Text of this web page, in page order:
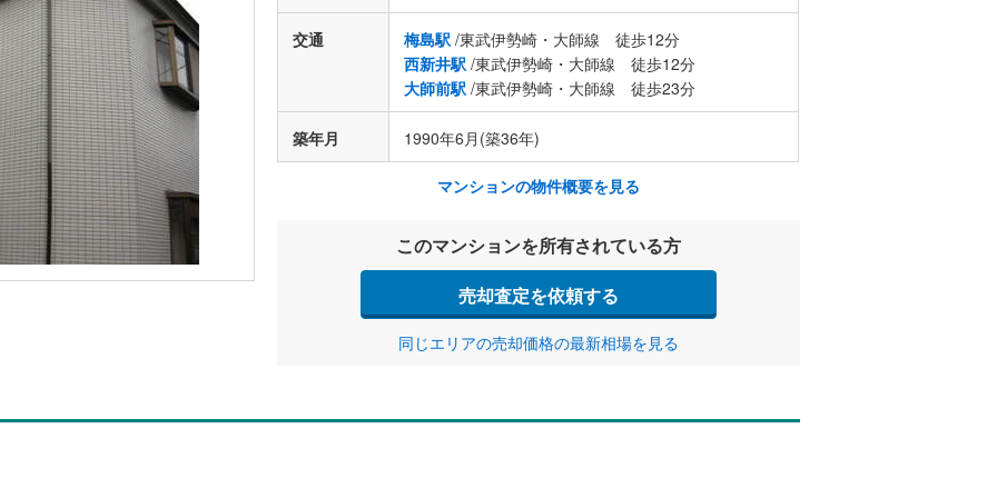
交通 梅島駅 /東武伊勢崎・大師線 徒歩12分
西新井駅 /東武伊勢崎・大師線 徒歩12分
大師前駅 /東武伊勢崎・大師線 徒歩23分
築年月 1990年6月(築36年)
マンションの物件概要を見る
このマンションを所有されている方
売却査定を依頼する
同じエリアの売却価格の最新相場を見る